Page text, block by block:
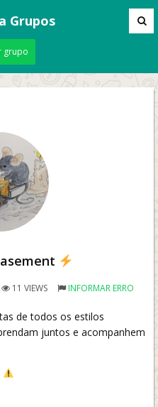
Grupos
grupo
11 VIEWS INFORMAR ERRO
de todos os estilos
juntos e acompanhem